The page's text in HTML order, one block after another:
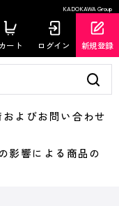
KADOKAWA Group
カート ログイン 新規登録
よびお問い合わせ
響による商品の